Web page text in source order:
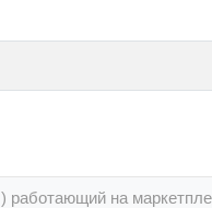
работающий на